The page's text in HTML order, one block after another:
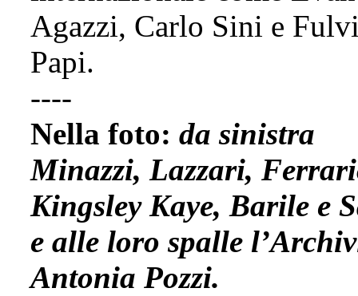
Agazzi, Carlo Sini e
Papi.
----
Nella foto: da sinistra
Minazzi, Lazzari,
Kingsley Kaye, Barile e
e alle loro spalle
Antonia Pozzi.